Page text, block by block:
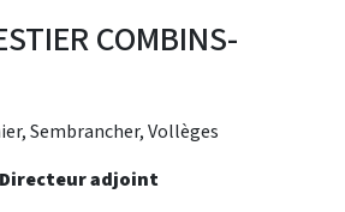
COMBINS-
Sembrancher, Vollèges
adjoint